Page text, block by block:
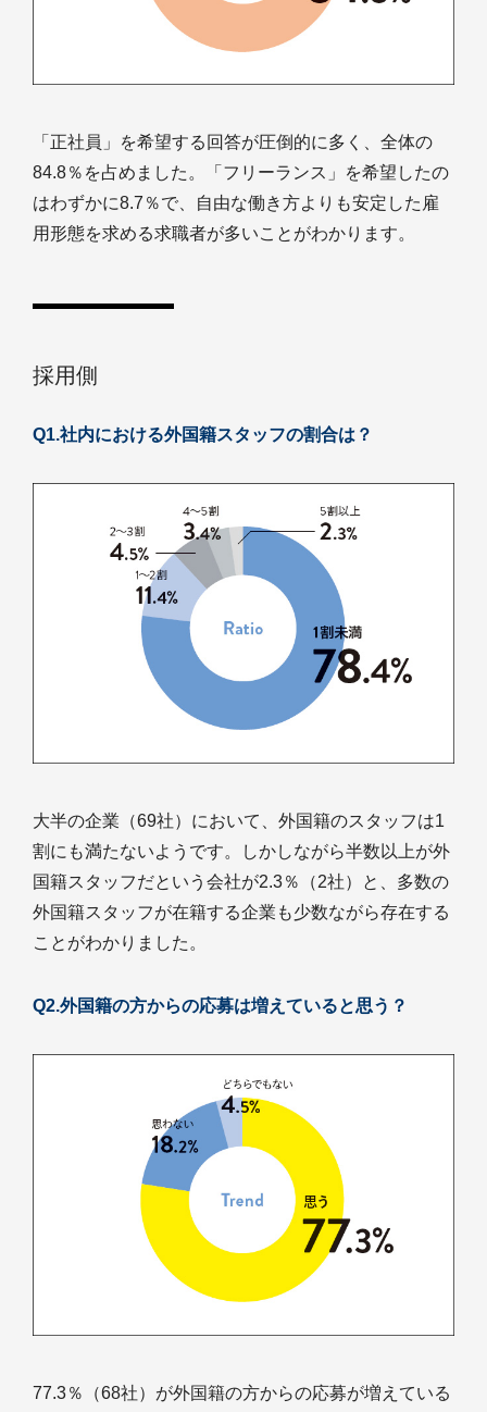
「正社員」を希望する回答が圧倒的に多く、全体の
84.8％を占めました。「フリーランス」を希望したの
はわずかに8.7％で、自由な働き方よりも安定した雇
用形態を求める求職者が多いことがわかります。
採用側
Q1.社内における外国籍スタッフの割合は？
大半の企業（69社）において、外国籍のスタッフは1
割にも満たないようです。しかしながら半数以上が外
国籍スタッフだという会社が2.3％（2社）と、多数の
外国籍スタッフが在籍する企業も少数ながら存在する
ことがわかりました。
Q2.外国籍の方からの応募は増えていると思う？
77.3％（68社）が外国籍の方からの応募が増えている